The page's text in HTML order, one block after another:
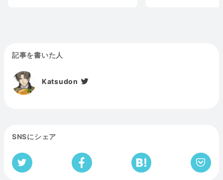
記事を書いた人
Katsudon
SNSにシェア